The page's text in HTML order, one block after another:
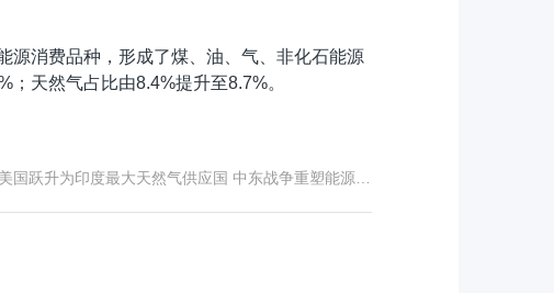
源消费品种，形成了煤、油、气、非化石能源
天然气占比由8.4%提升至8.7%。
国跃升为印度最大天然气供应国 中东战争重塑能源贸易格局